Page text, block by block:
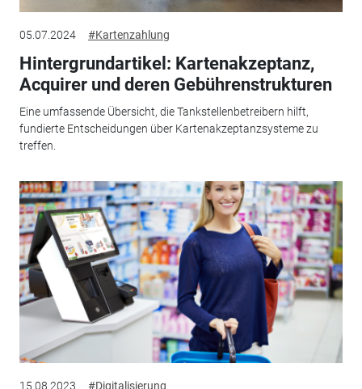
05.07.2024 #Kartenzahlung
Hintergrundartikel: Kartenakzeptanz,
Acquirer und deren Gebührenstrukturen
Eine umfassende Übersicht, die Tankstellenbetreibern hilft,
fundierte Entscheidungen über Kartenakzeptanzsysteme zu
treffen.
15.08.2023 #Digitalisierung